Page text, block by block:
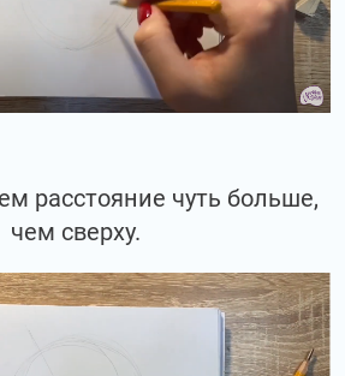
расстояние чуть больше,
чем сверху.